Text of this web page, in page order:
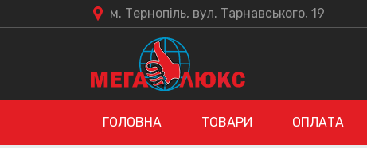
м. Тернопіль, вул. Тарнавського, 19
ГОЛОВНА ТОВАРИ ОПЛАТА